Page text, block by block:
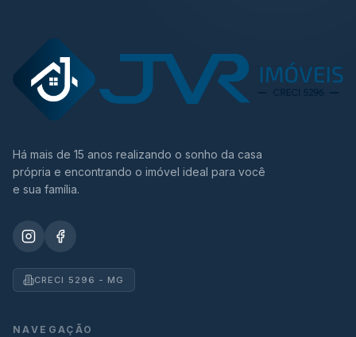
Há mais de 15 anos realizando o sonho da casa
própria e encontrando o imóvel ideal para você
e sua família.
CRECI 5296 - MG
NAVEGAÇÃO